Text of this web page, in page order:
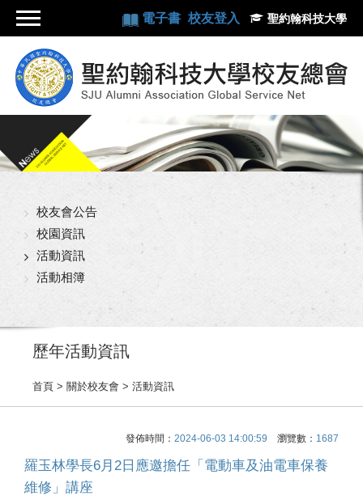
電子書 校友登入 聖約翰科技大學
校友會公告
校園資訊
活動資訊
活動相簿
歷年活動資訊
首頁 > 關於校友會 > 活動資訊
發佈時間： 2024-06-03 14:00:59 瀏覽數： 1687
羅玉林學長6月2日應邀擔任「電動車及油電車保養
維修」講座